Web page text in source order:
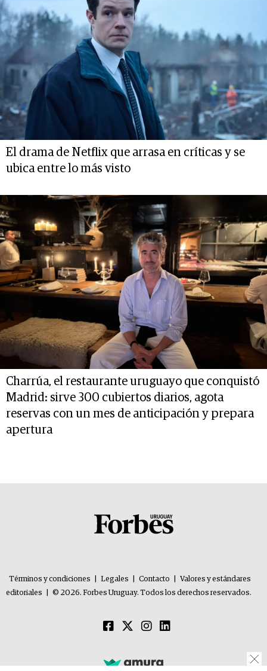
El drama de Netflix que arrasa en críticas y se
ubica entre lo más visto
Charrúa, el restaurante uruguayo que conquistó
Madrid: sirve 300 cubiertos diarios, agota
reservas con un mes de anticipación y prepara
apertura
Términos y condiciones Legales Contacto
Valores y estándares
editoriales
© 2026. Forbes Uruguay. Todos los derechos reservados.